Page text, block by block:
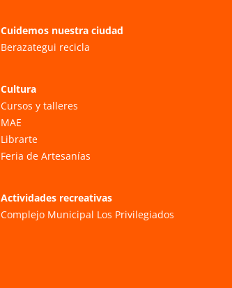
Cuidemos nuestra ciudad
Berazategui recicla
Cultura
Cursos y talleres
MAE
Librarte
Feria de Artesanías
Actividades recreativas
Complejo Municipal Los Privilegiados